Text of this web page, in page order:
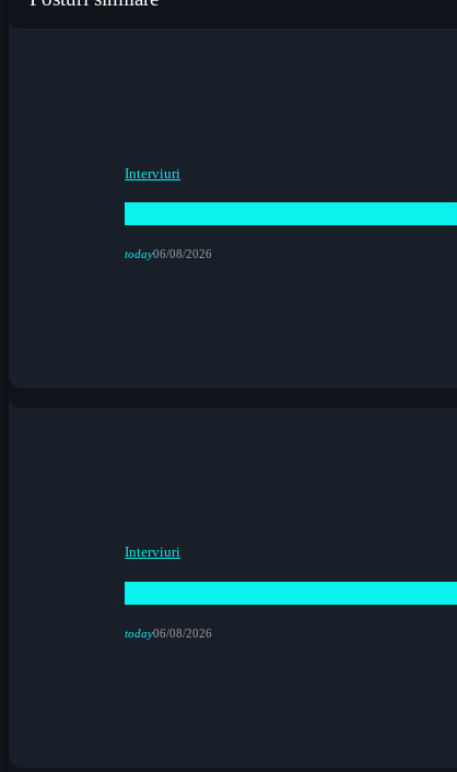
Interviuri
Happy Lunch Mix la Radio CFM
today06/08/2026
Interviuri
Happy Lunch Mix la Radio CFM
today06/08/2026